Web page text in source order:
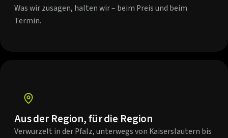
Was wir zusagen, halten wir – beim Preis und beim
Termin.
Aus der Region, für die Region
Verwurzelt in der Pfalz, unterwegs von Kaiserslautern bis